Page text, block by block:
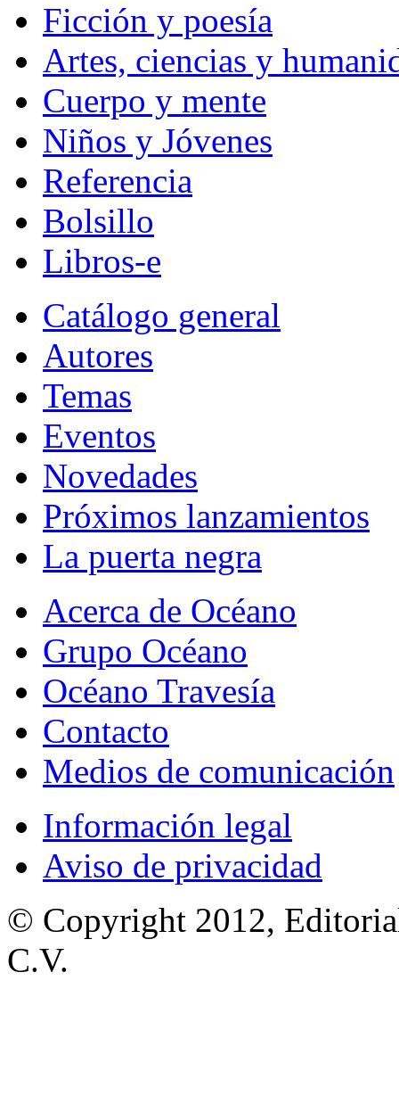
Ficción y poesía
Artes, ciencias y
Cuerpo y mente
Niños y Jóvenes
Referencia
Bolsillo
Libros-e
Catálogo general
Autores
Temas
Eventos
Novedades
Próximos lanzamientos
La puerta negra
Acerca de Océano
Grupo Océano
Océano Travesía
Contacto
Medios de comunicación
Información legal
Aviso de privacidad
© Copyright 2012,
C.V.